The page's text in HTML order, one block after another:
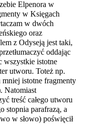
Elpenora w
w Księgach
w dwóch
oraz
z Odyseją jest taki,
oddając
wszystkie istotne
utworu. Toteż np.
mniej istotne fragmenty
Natomiast
treść całego utworu
stopnia parafrazą, a
w słowo) poświęcił